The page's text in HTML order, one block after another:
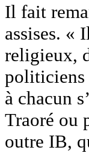
Il fait
assises. «
religieux,
politiciens
à chacun
Traoré ou
outre IB,